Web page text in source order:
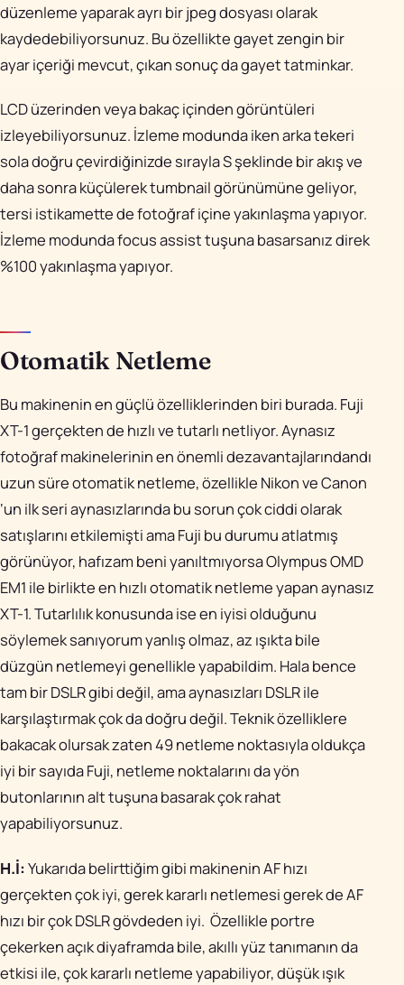
düzenleme yaparak ayrı bir jpeg dosyası olarak
kaydedebiliyorsunuz. Bu özellikte gayet zengin bir
ayar içeriği mevcut, çıkan sonuç da gayet tatminkar.
LCD üzerinden veya bakaç içinden görüntüleri
izleyebiliyorsunuz. İzleme modunda iken arka tekeri
sola doğru çevirdiğinizde sırayla S şeklinde bir akış ve
daha sonra küçülerek tumbnail görünümüne geliyor,
tersi istikamette de fotoğraf içine yakınlaşma yapıyor.
İzleme modunda focus assist tuşuna basarsanız direk
%100 yakınlaşma yapıyor.
Otomatik Netleme
Bu makinenin en güçlü özelliklerinden biri burada. Fuji
XT-1 gerçekten de hızlı ve tutarlı netliyor. Aynasız
fotoğraf makinelerinin en önemli dezavantajlarındandı
uzun süre otomatik netleme, özellikle Nikon ve Canon
‘un ilk seri aynasızlarında bu sorun çok ciddi olarak
satışlarını etkilemişti ama Fuji bu durumu atlatmış
görünüyor, hafızam beni yanıltmıyorsa Olympus OMD
EM1 ile birlikte en hızlı otomatik netleme yapan aynasız
XT-1. Tutarlılık konusunda ise en iyisi olduğunu
söylemek sanıyorum yanlış olmaz, az ışıkta bile
düzgün netlemeyi genellikle yapabildim. Hala bence
tam bir DSLR gibi değil, ama aynasızları DSLR ile
karşılaştırmak çok da doğru değil. Teknik özelliklere
bakacak olursak zaten 49 netleme noktasıyla oldukça
iyi bir sayıda Fuji, netleme noktalarını da yön
butonlarının alt tuşuna basarak çok rahat
yapabiliyorsunuz.
H.İ:Yukarıda belirttiğim gibi makinenin AF hızı
gerçekten çok iyi, gerek kararlı netlemesi gerek de AF
hızı bir çok DSLR gövdeden iyi. Özellikle portre
çekerken açık diyaframda bile, akıllı yüz tanımanın da
etkisi ile, çok kararlı netleme yapabiliyor, düşük ışık